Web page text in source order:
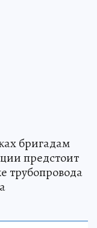
бригадам
предстоит
трубопровода